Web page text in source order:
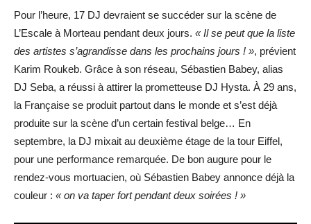
Pour l’heure, 17 DJ devraient se succéder sur la scène de
L’Escale à Morteau pendant deux jours. « Il se peut que la liste
des artistes s’agrandisse dans les prochains jours ! », prévient
Karim Roukeb. Grâce à son réseau, Sébastien Babey, alias
DJ Seba, a réussi à attirer la prometteuse DJ Hysta. À 29 ans,
la Française se produit partout dans le monde et s’est déjà
produite sur la scène d’un certain festival belge… En
septembre, la DJ mixait au deuxième étage de la tour Eiffel,
pour une performance remarquée. De bon augure pour le
rendez-vous mortuacien, où Sébastien Babey annonce déjà la
couleur : « on va taper fort pendant deux soirées ! »